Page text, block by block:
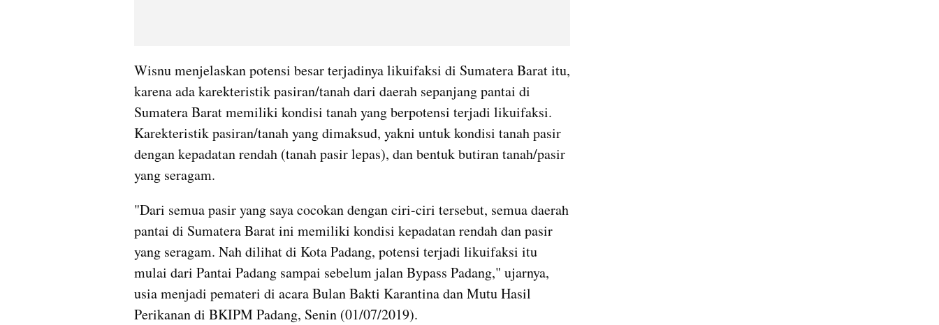
Wisnu menjelaskan potensi besar terjadinya likuifaksi di Sumatera Barat itu,
karena ada karekteristik pasiran/tanah dari daerah sepanjang pantai di
Sumatera Barat memiliki kondisi tanah yang berpotensi terjadi likuifaksi.
Karekteristik pasiran/tanah yang dimaksud, yakni untuk kondisi tanah pasir
dengan kepadatan rendah (tanah pasir lepas), dan bentuk butiran tanah/pasir
yang seragam.
"Dari semua pasir yang saya cocokan dengan ciri-ciri tersebut, semua daerah
pantai di Sumatera Barat ini memiliki kondisi kepadatan rendah dan pasir
yang seragam. Nah dilihat di Kota Padang, potensi terjadi likuifaksi itu
mulai dari Pantai Padang sampai sebelum jalan Bypass Padang," ujarnya,
usia menjadi pemateri di acara Bulan Bakti Karantina dan Mutu Hasil
Perikanan di BKIPM Padang, Senin (01/07/2019).